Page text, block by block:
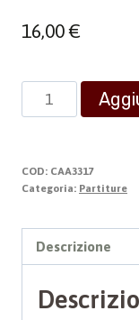
16,00€
più
pezzi
classici
vol.
I
quantità
COD: CAA3317
Categoria: Partiture
Descrizione